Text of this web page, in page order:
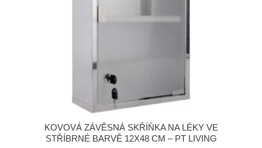
KOVOVÁ ZÁVĚSNÁ SKŘÍŇKA NA LÉKY VE
STŘÍBRNÉ BARVĚ 12X48 CM – PT LIVING